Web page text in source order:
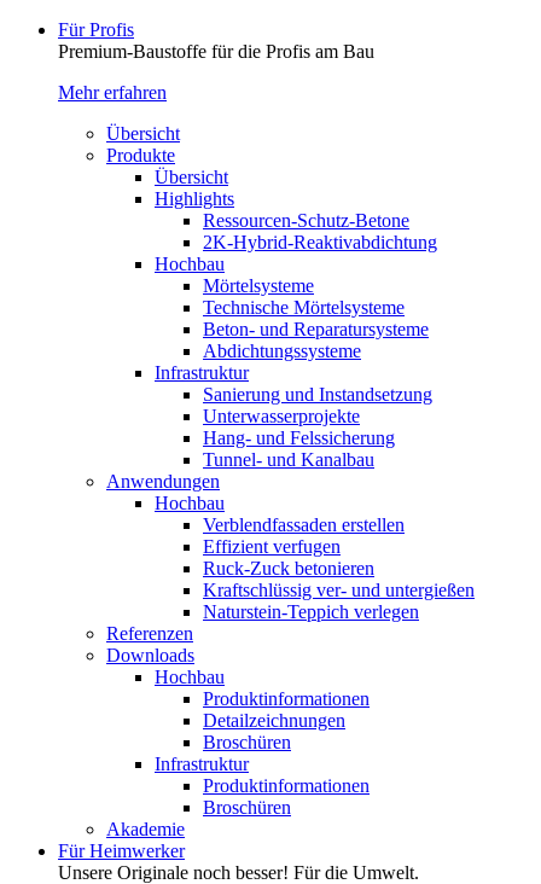
Für Profis
Premium-Baustoffe für die Profis am Bau
Mehr erfahren
Übersicht
Produkte
Übersicht
Highlights
Ressourcen-Schutz-Betone
2K-Hybrid-Reaktivab­dichtung
Hochbau
Mörtelsysteme
Technische Mörtelsysteme
Beton- und Reparatursysteme
Abdichtungssysteme
Infrastruktur
Sanierung und Instandsetzung
Unterwasserprojekte
Hang- und Felssicherung
Tunnel- und Kanalbau
Anwendungen
Hochbau
Verblendfassaden erstellen
Effizient verfugen
Ruck-Zuck betonieren
Kraftschlüssig ver- und untergießen
Naturstein-Teppich verlegen
Referenzen
Downloads
Hochbau
Produktinformationen
Detailzeichnungen
Broschüren
Infrastruktur
Produktinformationen
Broschüren
Akademie
Für Heimwerker
Unsere Originale noch besser! Für die Umwelt.